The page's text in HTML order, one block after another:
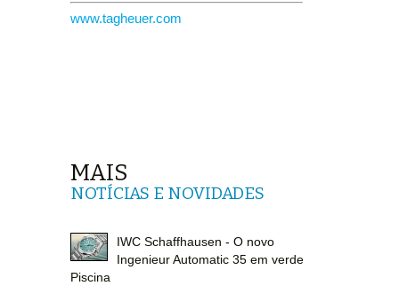
www.tagheuer.com
MAIS
NOTÍCIAS E NOVIDADES
IWC Schaffhausen - O novo
Ingenieur Automatic 35 em verde
Piscina